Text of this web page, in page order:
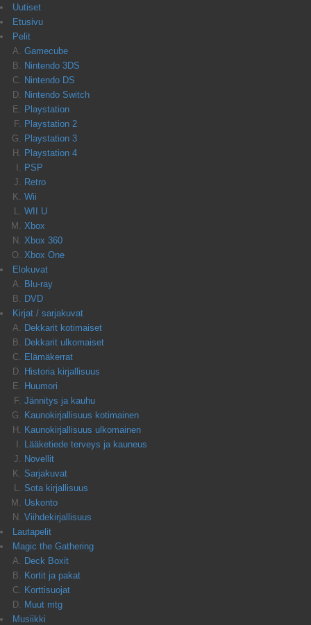
Uutiset
Etusivu
Pelit
Gamecube
Nintendo 3DS
Nintendo DS
Nintendo Switch
Playstation
Playstation 2
Playstation 3
Playstation 4
PSP
Retro
Wii
WII U
Xbox
Xbox 360
Xbox One
Elokuvat
Blu-ray
DVD
Kirjat / sarjakuvat
Dekkarit kotimaiset
Dekkarit ulkomaiset
Elämäkerrat
Historia kirjallisuus
Huumori
Jännitys ja kauhu
Kaunokirjallisuus kotimainen
Kaunokirjallisuus ulkomainen
Lääketiede terveys ja kauneus
Novellit
Sarjakuvat
Sota kirjallisuus
Uskonto
Viihdekirjallisuus
Lautapelit
Magic the Gathering
Deck Boxit
Kortit ja pakat
Korttisuojat
Muut mtg
Musiikki